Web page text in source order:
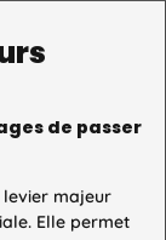
de passer
levier majeur
Elle permet